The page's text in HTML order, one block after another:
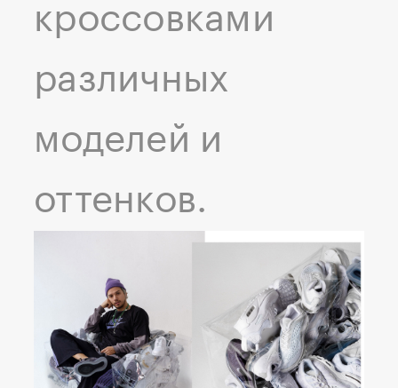
кроссовками
различных
моделей и
оттенков.